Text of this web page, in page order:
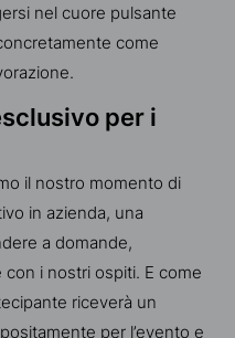
nel cuore pulsante
come
per i
il nostro momento di
in azienda, una
a domande,
i nostri ospiti. E come
riceverà un
per l’evento e